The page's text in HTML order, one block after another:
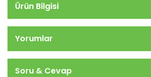
Ürün Bilgisi
Yorumlar
Soru & Cevap